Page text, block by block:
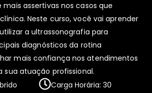
mais assertivas nos casos que
Neste curso, você vai aprender
a ultrassonografia para
diagnósticos da rotina
mais confiança nos atendimentos
sua atuação profissional.
Carga Horária: 30